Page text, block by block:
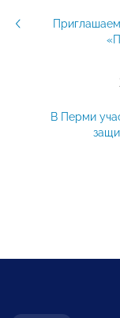
В Перми